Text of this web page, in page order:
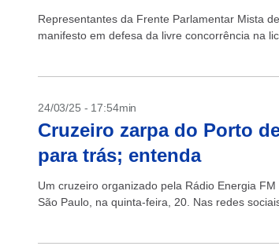
Representantes da Frente Parlamentar Mista
manifesto em defesa da livre concorrência na
24/03/25 - 17:54min
Cruzeiro zarpa do Porto
para trás; entenda
Um cruzeiro organizado pela Rádio Energia
São Paulo, na quinta-feira, 20. Nas redes